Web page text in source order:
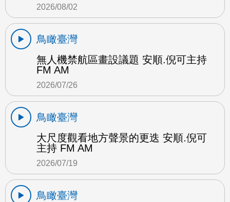
2026/08/02
鳥瞰臺灣
無人機禁航區畫設議題 安順.倪可主持
FM AM
2026/07/26
鳥瞰臺灣
大尺度觀看地方聲景的更迭 安順.倪可
主持 FM AM
2026/07/19
鳥瞰臺灣